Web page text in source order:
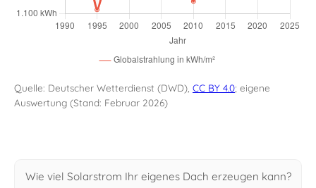
Quelle: Deutscher Wetterdienst (DWD), CC BY 4.0; eigene
Auswertung (Stand: Februar 2026)
Wie viel Solarstrom Ihr eigenes Dach erzeugen kann?